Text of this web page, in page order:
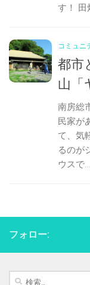
す！ 田
コミュニ
都市
山「
南房総
民家が
て、気
るのが
ウスで...
フォロー: